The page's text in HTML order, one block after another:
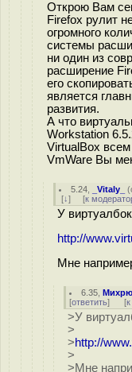
Открою Вам
Firefox рулит
огромного
системы
ни один из
расширение
его
является
развития.
А что
Workstation
VirtualBox
VmWare Вы
5.24 _Vitaly_ (
[↓] [к
У
http://
Мне
6.35 ,
[ответить] [
>У
>
>http://
>
>Мне